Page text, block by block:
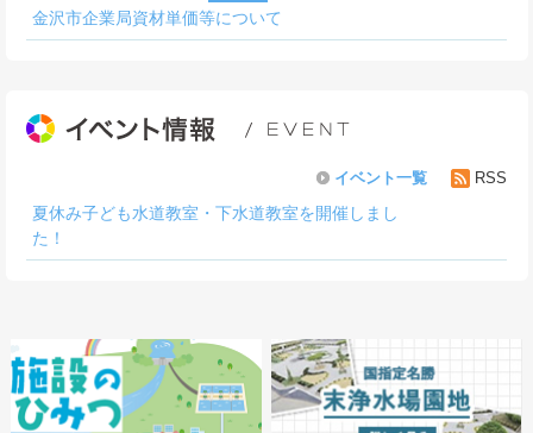
金沢市企業局資材単価等について
イベント一覧 RSS
夏休み子ども水道教室・下水道教室を開催しまし
た！